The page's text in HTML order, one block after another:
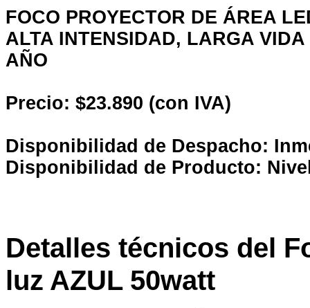
FOCO PROYECTOR DE ÁREA
ALTA INTENSIDAD, LARGA
AÑO
Precio: $23.890 (con IVA)
Disponibilidad de Despacho:
Disponibilidad de Producto:
Detalles técnicos del
luz AZUL 50watt